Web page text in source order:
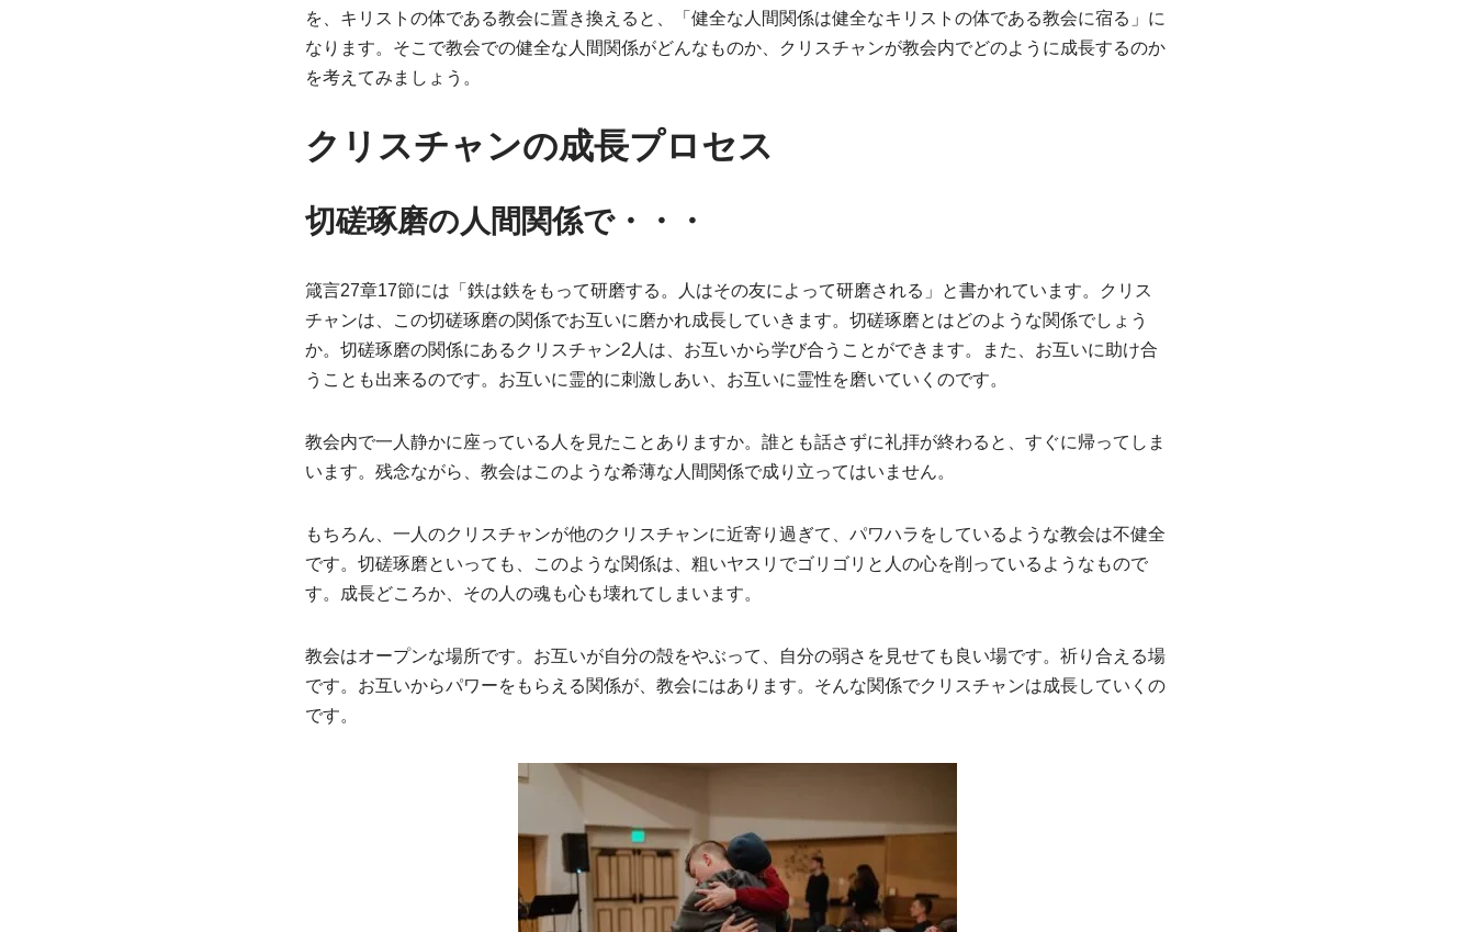
を、キリストの体である教会に置き換えると、「健全な人間関係は健全なキリストの体である教会に宿る」に
なります。そこで教会での健全な人間関係がどんなものか、クリスチャンが教会内でどのように成長するのか
を考えてみましょう。
クリスチャンの成長プロセス
切磋琢磨の人間関係で・・・
箴言27章17節には「鉄は鉄をもって研磨する。人はその友によって研磨される」と書かれています。クリス
チャンは、この切磋琢磨の関係でお互いに磨かれ成長していきます。切磋琢磨とはどのような関係でしょう
か。切磋琢磨の関係にあるクリスチャン2人は、お互いから学び合うことができます。また、お互いに助け合
うことも出来るのです。お互いに霊的に刺激しあい、お互いに霊性を磨いていくのです。
教会内で一人静かに座っている人を見たことありますか。誰とも話さずに礼拝が終わると、すぐに帰ってしま
います。残念ながら、教会はこのような希薄な人間関係で成り立ってはいません。
もちろん、一人のクリスチャンが他のクリスチャンに近寄り過ぎて、パワハラをしているような教会は不健全
です。切磋琢磨といっても、このような関係は、粗いヤスリでゴリゴリと人の心を削っているようなもので
す。成長どころか、その人の魂も心も壊れてしまいます。
教会はオープンな場所です。お互いが自分の殻をやぶって、自分の弱さを見せても良い場です。祈り合える場
です。お互いからパワーをもらえる関係が、教会にはあります。そんな関係でクリスチャンは成長していくの
です。